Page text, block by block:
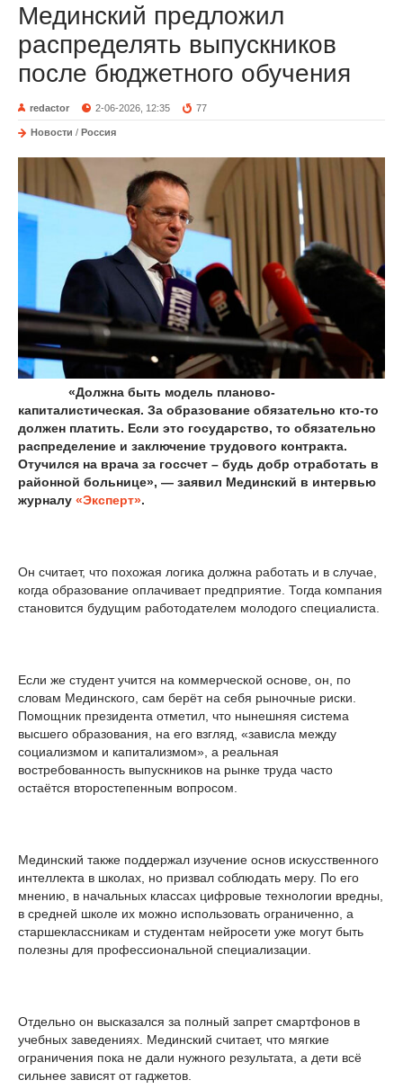
Мединский предложил
распределять выпускников
после бюджетного обучения
redactor 2-06-2026, 12:35 77
Новости / Россия
«Должна быть модель планово-
капиталистическая. За образование обязательно кто-то
должен платить. Если это государство, то обязательно
распределение и заключение трудового контракта.
Отучился на врача за госсчет – будь добр отработать в
районной больнице», — заявил Мединский в интервью
журналу «Эксперт».
Он считает, что похожая логика должна работать и в случае,
когда образование оплачивает предприятие. Тогда компания
становится будущим работодателем молодого специалиста.
Если же студент учится на коммерческой основе, он, по
словам Мединского, сам берёт на себя рыночные риски.
Помощник президента отметил, что нынешняя система
высшего образования, на его взгляд, «зависла между
социализмом и капитализмом», а реальная
востребованность выпускников на рынке труда часто
остаётся второстепенным вопросом.
Мединский также поддержал изучение основ искусственного
интеллекта в школах, но призвал соблюдать меру. По его
мнению, в начальных классах цифровые технологии вредны,
в средней школе их можно использовать ограниченно, а
старшеклассникам и студентам нейросети уже могут быть
полезны для профессиональной специализации.
Отдельно он высказался за полный запрет смартфонов в
учебных заведениях. Мединский считает, что мягкие
ограничения пока не дали нужного результата, а дети всё
сильнее зависят от гаджетов.